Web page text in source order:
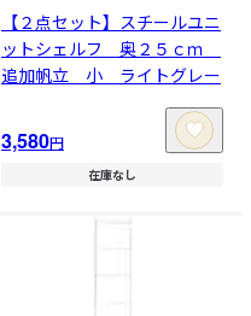
【２点セット】スチールユニ
ットシェルフ 奥２５ｃｍ
追加帆立 小 ライトグレー
3,580円
在庫なし